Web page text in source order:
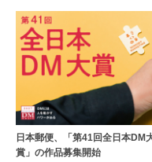
日本郵便、「第41回全日本DM
賞」の作品募集開始